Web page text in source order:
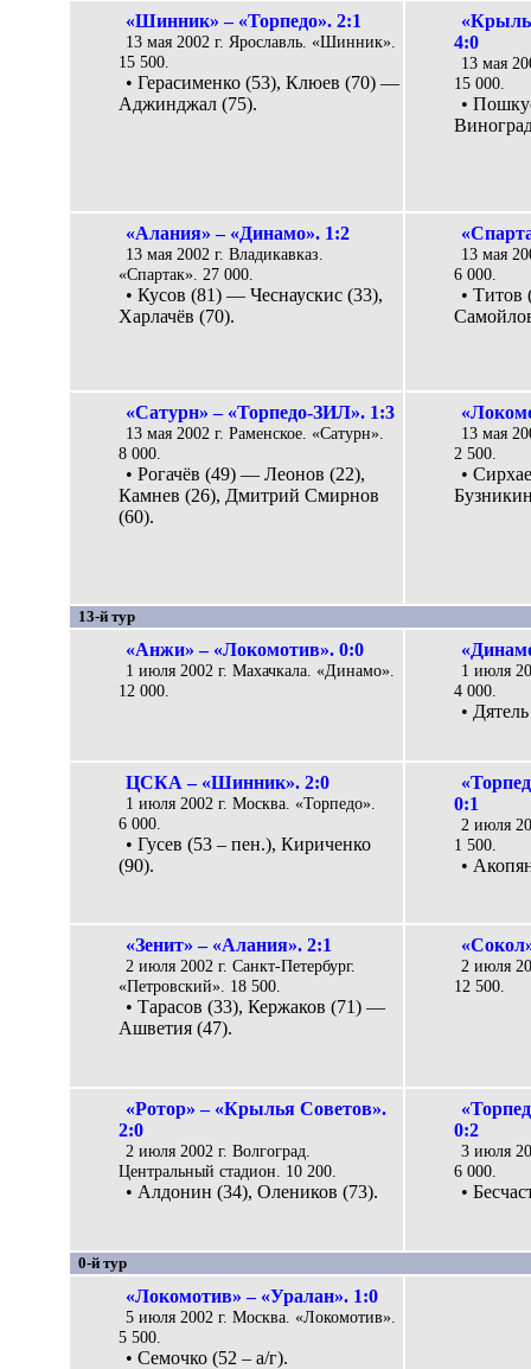
«Шинник» – «Торпедо». 2:1
13 мая 2002 г. Ярославль. «Шинник».
15 500.
• Герасименко (53), Клюев (70) —
Аджинджал (75).
4:0
13 мая
15 000.
•
«Алания» – «Динамо». 1:2
13 мая 2002 г. Владикавказ.
«Спартак». 27 000.
• Кусов (81) — Чеснаускис (33),
Харлачёв (70).
13 мая
6 000.
•
«Сатурн» – «Торпедо-ЗИЛ». 1:3
13 мая 2002 г. Раменское. «Сатурн».
8 000.
• Рогачёв (49) — Леонов (22),
Камнев (26), Дмитрий Смирнов
(60).
13 мая
2 500.
•
13-й тур
«Анжи» – «Локомотив». 0:0
1 июля 2002 г. Махачкала. «Динамо».
12 000.
1 июля
4 000.
•
ЦСКА – «Шинник». 2:0
1 июля 2002 г. Москва. «Торпедо».
6 000.
• Гусев (53 – пен.), Кириченко
(90).
0:1
2 июля
1 500.
•
«Зенит» – «Алания». 2:1
2 июля 2002 г. Санкт-Петербург.
«Петровский». 18 500.
• Тарасов (33), Кержаков (71) —
Ашветия (47).
2 июля
12 500.
«Ротор» – «Крылья Советов».
2:0
2 июля 2002 г. Волгоград.
Центральный стадион. 10 200.
• Алдонин (34), Олеников (73).
0:2
3 июля
6 000.
•
0-й тур
«Локомотив» – «Уралан». 1:0
5 июля 2002 г. Москва. «Локомотив».
5 500.
• Семочко (52 – а/г).